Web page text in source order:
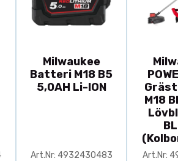
Milwaukee
Batteri M18 B5
5,0AH Li-ION
Art.Nr: 4932430483
M18
Art.Nr: